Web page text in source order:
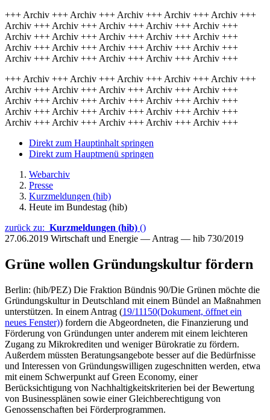
+++ Archiv +++ Archiv +++ Archiv +++ Archiv +++ Archiv +++
Archiv +++ Archiv +++ Archiv +++ Archiv +++ Archiv +++
Archiv +++ Archiv +++ Archiv +++ Archiv +++ Archiv +++
Archiv +++ Archiv +++ Archiv +++ Archiv +++ Archiv +++
Archiv +++ Archiv +++ Archiv +++ Archiv +++ Archiv +++
+++ Archiv +++ Archiv +++ Archiv +++ Archiv +++ Archiv +++
Archiv +++ Archiv +++ Archiv +++ Archiv +++ Archiv +++
Archiv +++ Archiv +++ Archiv +++ Archiv +++ Archiv +++
Archiv +++ Archiv +++ Archiv +++ Archiv +++ Archiv +++
Archiv +++ Archiv +++ Archiv +++ Archiv +++ Archiv +++
Direkt zum Hauptinhalt springen
Direkt zum Hauptmenü springen
Webarchiv
Presse
Kurzmeldungen (hib)
Heute im Bundestag (hib)
zurück zu: Kurzmeldungen (hib) ()
27.06.2019 Wirtschaft und Energie — Antrag — hib 730/2019
Grüne wollen Gründungskultur fördern
Berlin: (hib/PEZ) Die Fraktion Bündnis 90/Die Grünen möchte die
Gründungskultur in Deutschland mit einem Bündel an Maßnahmen
unterstützen. In einem Antrag (19/11150(Dokument, öffnet ein
neues Fenster)) fordern die Abgeordneten, die Finanzierung und
Förderung von Gründungen unter anderem mit einem leichteren
Zugang zu Mikrokrediten und weniger Bürokratie zu fördern.
Außerdem müssten Beratungsangebote besser auf die Bedürfnisse
und Interessen von Gründungswilligen zugeschnitten werden, etwa
mit einem Schwerpunkt auf Green Economy, einer
Berücksichtigung von Nachhaltigkeitskriterien bei der Bewertung
von Businessplänen sowie einer Gleichberechtigung von
Genossenschaften bei Förderprogrammen.